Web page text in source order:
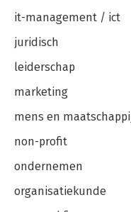
it-management / ict
juridisch
leiderschap
marketing
mens en
non-profit
ondernemen
organisatiekunde